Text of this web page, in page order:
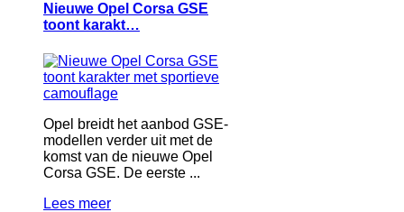
Nieuwe Opel Corsa GSE
toont karakt…
Opel breidt het aanbod GSE-
modellen verder uit met de
komst van de nieuwe Opel
Corsa GSE. De eerste ...
Lees meer